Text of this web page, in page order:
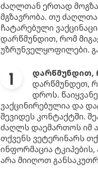
ძაღლთან ერთად
მგზავრობა. თუ
ჩატარებული
დარწმუნდით, რომ
უზრუნველყოფილები.
დარწმუნდით,
დარწმუნდეთ,
დროს.
ვაქცინირებულია და
შევიდეს კონტაქტში.
ძაღლს დაემართოს იმ
თქვენს ვეტერინარს
ინფორმაცია ტკიპების,
არა მიიღოთ